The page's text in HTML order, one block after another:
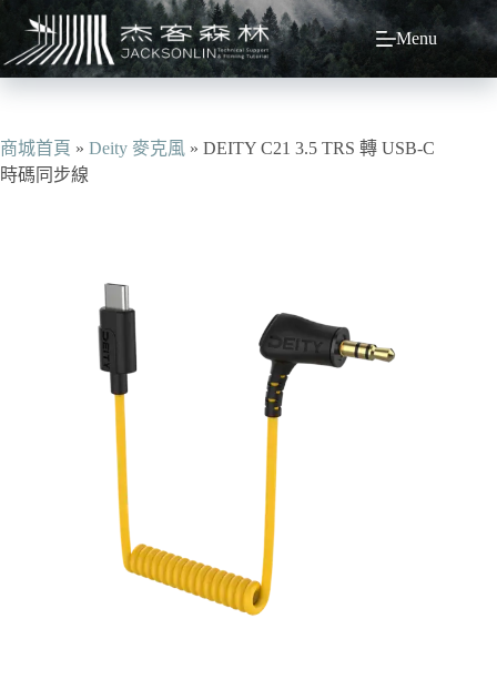
主
容
Menu
商城首頁 » Deity 麥克風 » DEITY C21 3.5 TRS 轉 USB-C
時碼同步線